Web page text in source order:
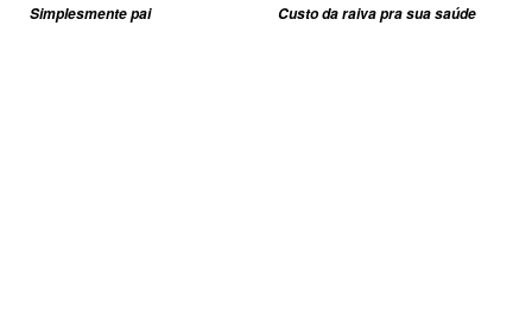
Simplesmente pai Custo da raiva pra sua saúde